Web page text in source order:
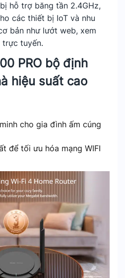
hỗ trợ băng tần 2.4GHz,
các thiết bị IoT và nhu
bản như lướt web, xem
trực tuyến.
PRO bộ định
hiệu suất cao
cho gia đình ấm cúng
để tối ưu hóa mạng WIFI